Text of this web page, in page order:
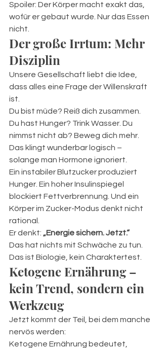
Spoiler: Der Körper macht exakt das,
wofür er gebaut wurde. Nur das Essen
nicht.
Der große Irrtum: Mehr
Disziplin
Unsere Gesellschaft liebt die Idee,
dass alles eine Frage der Willenskraft
ist.
Du bist müde? Reiß dich zusammen.
Du hast Hunger? Trink Wasser. Du
nimmst nicht ab? Beweg dich mehr.
Das klingt wunderbar logisch –
solange man Hormone ignoriert.
Ein instabiler Blutzucker produziert
Hunger. Ein hoher Insulinspiegel
blockiert Fettverbrennung. Und ein
Körper im Zucker-Modus denkt nicht
rational.
Er denkt: „Energie sichern. Jetzt.“
Das hat nichts mit Schwäche zu tun.
Das ist Biologie, kein Charaktertest.
Ketogene Ernährung –
kein Trend, sondern ein
Werkzeug
Jetzt kommt der Teil, bei dem manche
nervös werden:
Ketogene Ernährung bedeutet,